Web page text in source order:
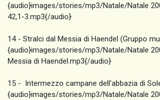
{audio}images/stories/mp3/Natale/Natale
42,1-3.mp3{/audio}
14 - Stralci dal Messia di Haendel (Gruppo
{audio}images/stories/mp3/Natale/Natale
Messia di Haendel.mp3{/audio}
15 - Intermezzo campane dell'abbazia di
{audio}images/stories/mp3/Natale/Natale